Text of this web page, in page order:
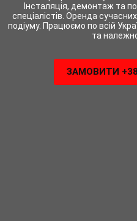
Інсталяція, демонтаж та
спеціалістів. Оренда
подіуму. Працюємо по всій
та
ЗАМОВИТИ